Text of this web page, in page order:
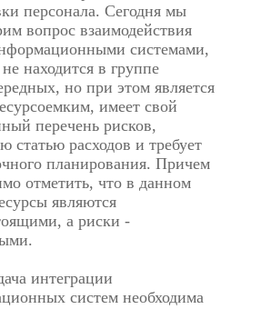
персонала. Сегодня мы
вопрос взаимодействия
системами,
находится в группе
но при этом является
имеет свой
перечень рисков,
статью расходов и требует
планирования. Причем
отметить, что в данном
являются
а риски -
интеграции
систем необходима